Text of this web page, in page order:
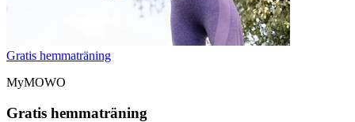
Gratis hemmaträning
MyMOWO
Gratis hemmaträning